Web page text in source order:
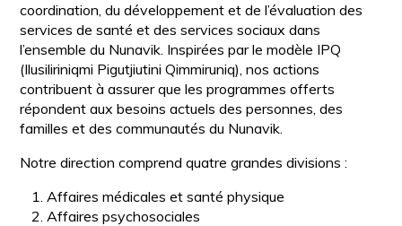
coordination, du développement et de l’évaluation des
services de santé et des services sociaux dans
l’ensemble du Nunavik. Inspirées par le modèle IPQ
(Ilusiliriniqmi Pigutjiutini Qimmiruniq), nos actions
contribuent à assurer que les programmes offerts
répondent aux besoins actuels des personnes, des
familles et des communautés du Nunavik.
Notre direction comprend quatre grandes divisions :
Affaires médicales et santé physique
Affaires psychosociales